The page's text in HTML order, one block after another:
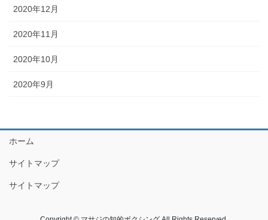
2020年12月
2020年11月
2020年10月
2020年9月
ホーム
サイトマップ
サイトマップ